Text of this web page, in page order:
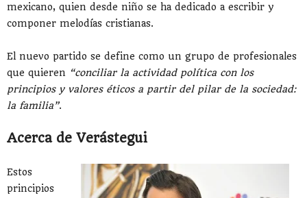
mexicano, quien desde niño se ha dedicado a escribir y
componer melodías cristianas.
El nuevo partido se define como un grupo de profesionales
que quieren “conciliar la actividad política con los
principios y valores éticos a partir del pilar de la sociedad:
la familia”.
Acerca de Verástegui
Estos
principios